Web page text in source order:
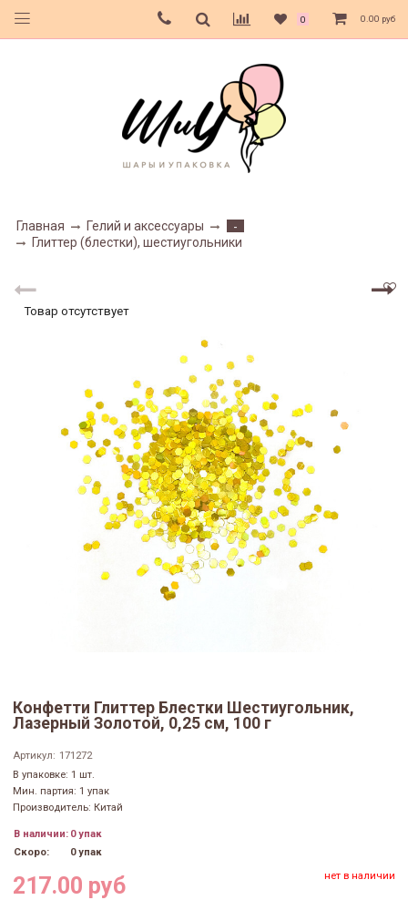
0 0.00 руб
Главная Гелий и аксессуары
-
Глиттер (блестки), шестиугольники
Товар отсутствует
Конфетти Глиттер Блестки Шестиугольник,
Лазерный Золотой, 0,25 см, 100 г
Артикул: 171272
В упаковке: 1 шт.
Мин. партия: 1 упак
Производитель: Китай
В наличии: 0 упак
Скоро:
0 упак
217.00 руб нет в наличии